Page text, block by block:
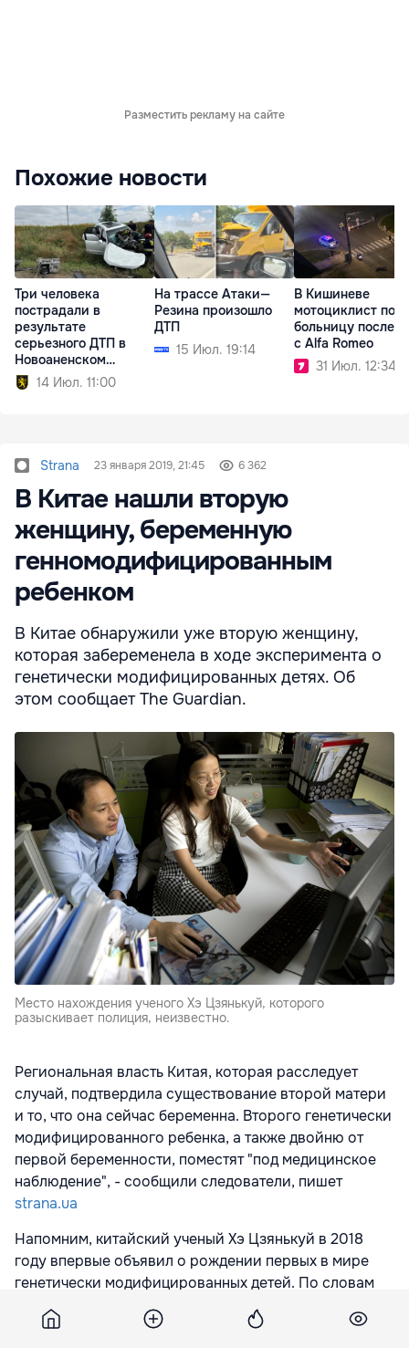
Разместить рекламу на сайте
Похожие новости
Три человека
пострадали в
результате
серьезного ДТП в
Новоаненском
районе14 Июл. 11:00
На трассе Атаки—
Резина произошло
ДТП
15 Июл. 19:14
В Кишиневе
мотоциклист
больницу после
с Alfa Romeo
31 Июл. 12:34
Strana 23 января 2019, 21:45 6 362
В Китае нашли вторую
женщину, беременную
генномодифицированным
ребенком
В Китае обнаружили уже вторую женщину,
которая забеременела в ходе эксперимента о
генетически модифицированных детях. Об
этом сообщает The Guardian.
Место нахождения ученого Хэ Цзянькуй, которого
разыскивает полиция, неизвестно.
Региональная власть Китая, которая расследует
случай, подтвердила существование второй матери
и то, что она сейчас беременна. Второго генетически
модифицированного ребенка, а также двойню от
первой беременности, поместят "под медицинское
наблюдение", - сообщили следователи, пишет
strana.ua
Напомним, китайский ученый Хэ Цзянькуй в 2018
году впервые объявил о рождении первых в мире
генетически модифицированных детей. По словам
ученого, ему удалось отредактировать гены девочек
с помощью технологии CRISPR-Cas9, которая